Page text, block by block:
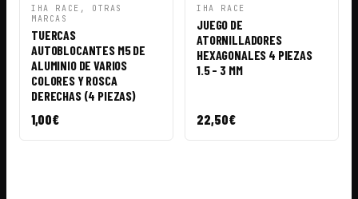
VISTA
RÁPIDA
AÑADIR A
IHA RACE, OTRAS
MARCAS
TUERCAS
AUTOBLOCANTES M5 DE
ALUMINIO DE VARIOS
COLORES Y ROSCA
DERECHAS (4 PIEZAS)
1,00€
VISTA
IHA RACE
JUEGO DE
ATORNILLADORES
HEXAGONALES 4 PIEZAS
1.5 - 3 MM
22,50€